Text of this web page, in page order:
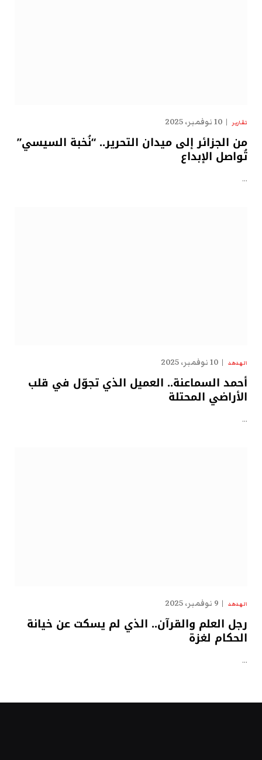
تقارير 10 نوفمبر، 2025
من الجزائر إلى ميدان التحرير.. “نُخبة السيسي”
تُواصل الإبداع
…
الهدهد 10 نوفمبر، 2025
أحمد السماعنة.. العميل الذي تجوّل في قلب
الأراضي المحتلة
…
الهدهد 9 نوفمبر، 2025
رجل العلم والقرآن.. الذي لم يسكت عن خيانة
الحكام لغزة
…